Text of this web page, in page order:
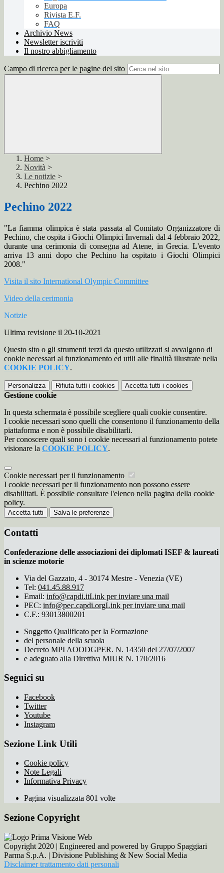
Europa
Rivista E.F.
FAQ
Archivio News
Newsletter iscriviti
Il nostro abbigliamento
Campo di ricerca per le pagine del sito
Home >
Novità >
Le notizie >
Pechino 2022
Pechino 2022
"La fiamma olimpica è stata passata al Comitato Organizzatore di
Pechino, che ospita i Giochi Olimpici Invernali dal 4 febbraio 2022,
durante una cerimonia di consegna ad Atene, in Grecia. L'evento
arriva 13 anni dopo che Pechino ha ospitato i Giochi Olimpici
2008."
Visita il sito International Olympic Committee
Video della cerimonia
Notizie
Ultima revisione il 20-10-2021
Questo sito o gli strumenti terzi da questo utilizzati si avvalgono di
cookie necessari al funzionamento ed utili alle finalità illustrate nella
COOKIE POLICY.
Personalizza Rifiuta tutti i cookies Accetta tutti i cookies
Gestione cookie
In questa schermata è possibile scegliere quali cookie consentire.
I cookie necessari sono quelli che consentono il funzionamento della
piattaforma e non è possibile disabilitarli.
Per conoscere quali sono i cookie necessari al funzionamento potete
visionare la COOKIE POLICY.
Cookie necessari per il funzionamento
I cookie necessari per il funzionamento non possono essere
disabilitati. È possibile consultare l'elenco nella pagina della cookie
policy.
Accetta tutti Salva le preferenze
Contatti
Confederazione delle associazioni dei diplomati ISEF & laureati
in scienze motorie
Via del Gazzato, 4 - 30174 Mestre - Venezia (VE)
Tel: 041.45.88.917
Email: info@capdi.itLink per inviare una mail
PEC: info@pec.capdi.orgLink per inviare una mail
C.F.: 93013800201
Soggetto Qualificato per la Formazione
del personale della scuola
Decreto MPI AOODGPER. N. 14350 del 27/07/2007
e adeguato alla Direttiva MIUR N. 170/2016
Seguici su
Facebook
Twitter
Youtube
Instagram
Sezione Link Utili
Cookie policy
Note Legali
Informativa Privacy
Pagina visualizzata 801 volte
Sezione Copyright
Copyright 2020 | Engineered and powered by Gruppo Spaggiari
Parma S.p.A. | Divisione Publishing & New Social Media
Disclaimer trattamento dati personali